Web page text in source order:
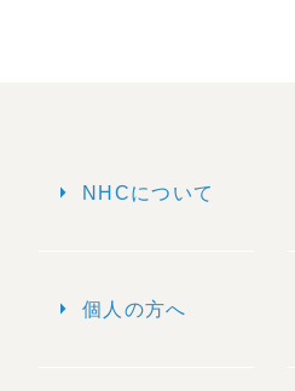
arrow_right NHCについて
arrow_right 個人の方へ